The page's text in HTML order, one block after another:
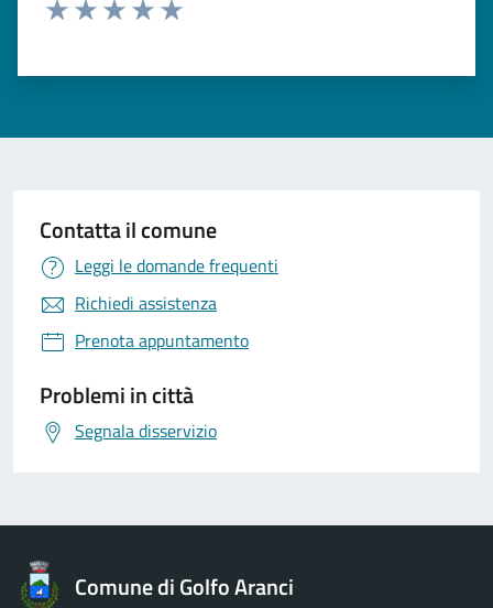
Contatta il comune
Leggi le domande frequenti
Richiedi assistenza
Prenota appuntamento
Problemi in città
Segnala disservizio
Comune di Golfo Aranci